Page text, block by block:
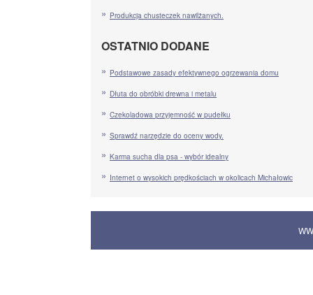
Produkcja chusteczek nawilżanych.
OSTATNIO DODANE
Podstawowe zasady efektywnego ogrzewania domu
Dłuta do obróbki drewna i metalu
Czekoladowa przyjemność w pudełku
Sprawdź narzędzie do oceny wody.
Karma sucha dla psa - wybór idealny
Internet o wysokich prędkościach w okolicach Michałowic